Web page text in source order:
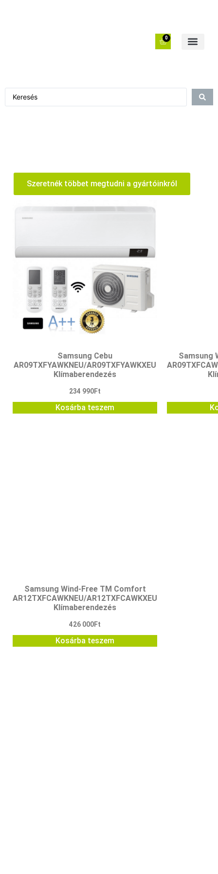
0
Szeretnék többet megtudni a gyártóinkról
Samsung Cebu
AR09TXFYAWKNEU/AR09TXFYAWKXEU
Klímaberendezés
234 990Ft
Kosárba teszem
Samsung
Samsung Wind-Free TM Comfort
AR12TXFCAWKNEU/AR12TXFCAWKXEU
Klímaberendezés
426 000Ft
Kosárba teszem